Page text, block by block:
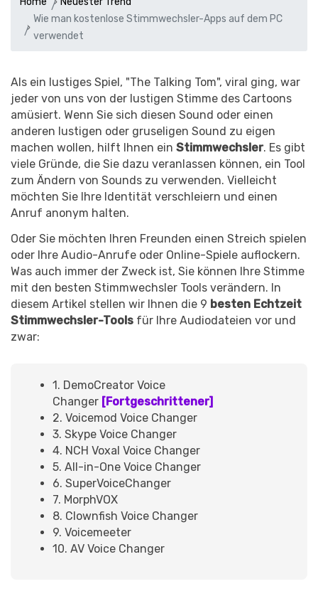
Wie man kostenlose Stimmwechsler-Apps auf dem PC
verwendet
Als ein lustiges Spiel, "The Talking Tom", viral ging, war
jeder von uns von der lustigen Stimme des Cartoons
amüsiert. Wenn Sie sich diesen Sound oder einen
anderen lustigen oder gruseligen Sound zu eigen
machen wollen, hilft Ihnen ein Stimmwechsler. Es gibt
viele Gründe, die Sie dazu veranlassen können, ein Tool
zum Ändern von Sounds zu verwenden. Vielleicht
möchten Sie Ihre Identität verschleiern und einen
Anruf anonym halten.
Oder Sie möchten Ihren Freunden einen Streich spielen
oder Ihre Audio-Anrufe oder Online-Spiele auflockern.
Was auch immer der Zweck ist, Sie können Ihre Stimme
mit den besten Stimmwechsler Tools verändern. In
diesem Artikel stellen wir Ihnen die 9 besten Echtzeit
Stimmwechsler-Tools für Ihre Audiodateien vor und
zwar:
1. DemoCreator Voice
Changer [Fortgeschrittener]
2. Voicemod Voice Changer
3. Skype Voice Changer
4. NCH Voxal Voice Changer
5. All-in-One Voice Changer
6. SuperVoiceChanger
7. MorphVOX
8. Clownfish Voice Changer
9. Voicemeeter
10. AV Voice Changer